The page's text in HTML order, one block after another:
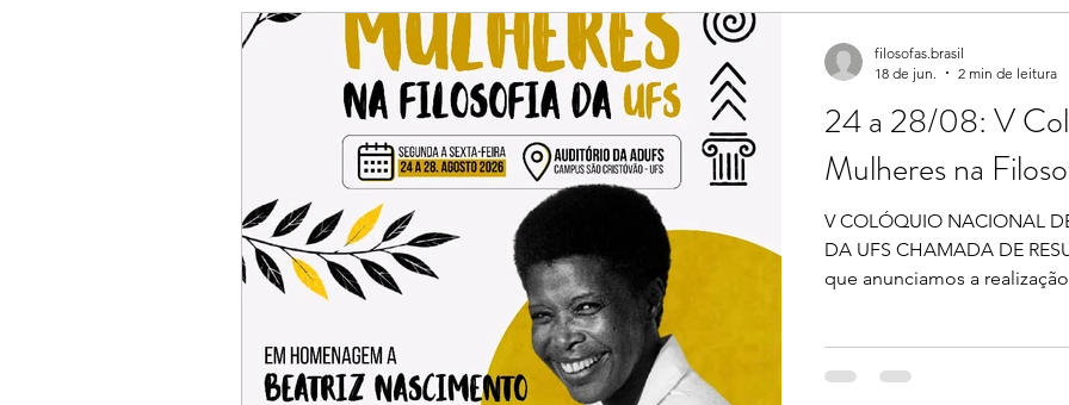
24 a 28/08: V
Mulheres na
V COLÓQUIO NACIONAL
DA UFS CHAMADA DE
que anunciamos a
filosofas.brasil
18 de jun.
2 min de leitura